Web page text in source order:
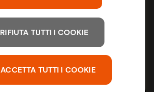
RIFIUTA TUTTI I COOKIE
ACCETTA TUTTI I COOKIE